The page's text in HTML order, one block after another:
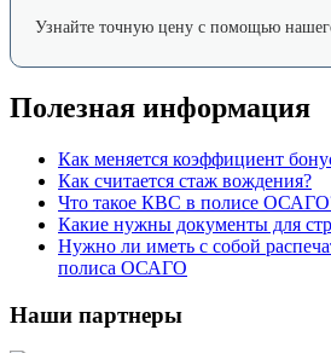
Узнайте точную цену с помощью
Полезная информация
Как меняется коэффициент
Как считается стаж вождения?
Что такое КВС в полисе
Какие нужны документы для
Нужно ли иметь с собой
полиса ОСАГО
Наши партнеры